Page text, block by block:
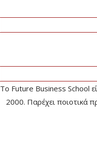
Το Future Business School
2000. Παρέχει ποιοτικά